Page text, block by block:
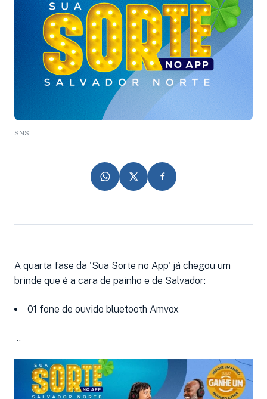
SNS
A quarta fase da 'Sua Sorte no App' já chegou um
brinde que é a cara de painho e de Salvador:
01 fone de ouvido bluetooth Amvox
..